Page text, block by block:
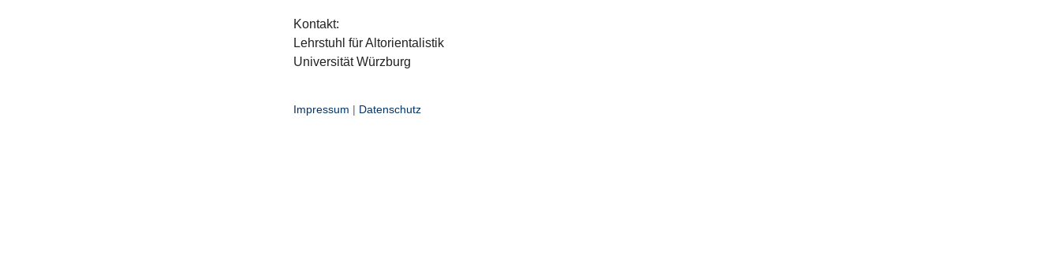
Kontakt:
Lehrstuhl für Altorientalistik
Universität Würzburg
Impressum | Datenschutz